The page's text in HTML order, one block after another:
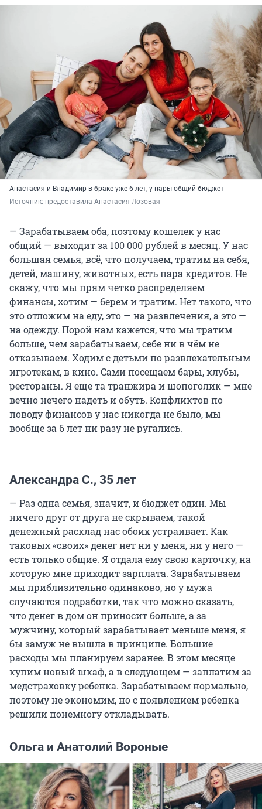
Анастасия и Владимир в браке уже 6 лет, у пары общий бюджет
Источник: предоставила Анастасия Лозовая
— Зарабатываем оба, поэтому кошелек у нас
общий — выходит за 100 000 рублей в месяц. У нас
большая семья, всё, что получаем, тратим на себя,
детей, машину, животных, есть пара кредитов. Не
скажу, что мы прям четко распределяем
финансы, хотим — берем и тратим. Нет такого, что
это отложим на еду, это — на развлечения, а это —
на одежду. Порой нам кажется, что мы тратим
больше, чем зарабатываем, себе ни в чём не
отказываем. Ходим с детьми по развлекательным
игротекам, в кино. Сами посещаем бары, клубы,
рестораны. Я еще та транжира и шопоголик — мне
вечно нечего надеть и обуть. Конфликтов по
поводу финансов у нас никогда не было, мы
вообще за 6 лет ни разу не ругались.
Александра С., 35 лет
— Раз одна семья, значит, и бюджет один. Мы
ничего друг от друга не скрываем, такой
денежный расклад нас обоих устраивает. Как
таковых «своих» денег нет ни у меня, ни у него —
есть только общие. Я отдала ему свою карточку, на
которую мне приходит зарплата. Зарабатываем
мы приблизительно одинаково, но у мужа
случаются подработки, так что можно сказать,
что денег в дом он приносит больше, а за
мужчину, который зарабатывает меньше меня, я
бы замуж не вышла в принципе. Большие
расходы мы планируем заранее. В этом месяце
купим новый шкаф, а в следующем — заплатим за
медстраховку ребенка. Зарабатываем нормально,
поэтому не экономим, но с появлением ребенка
решили понемногу откладывать.
Ольга и Анатолий Вороные